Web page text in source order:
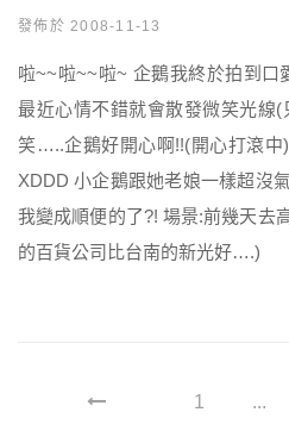
發佈於 2008-11-13
啦~~啦~~啦~ 企鵝我終於拍到口
最近心情不錯就會散發微笑光線
笑…..企鵝好開心啊!!(開心打滾中
XDDD 小企鵝跟她老娘一樣超沒
我變成順便的了?! 場景:前幾天去
的百貨公司比台南的新光好….)
1 ...